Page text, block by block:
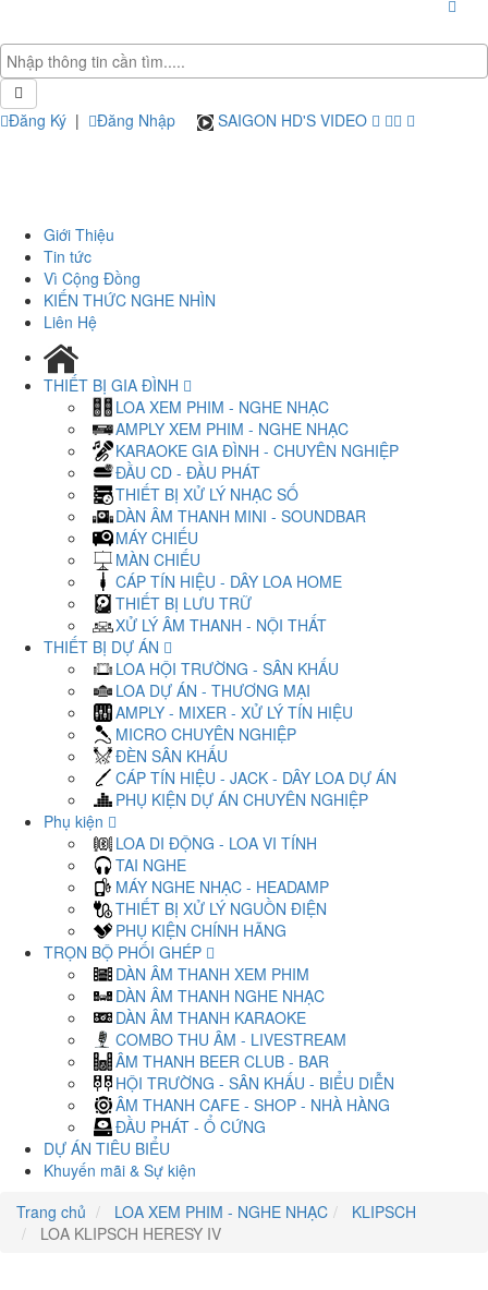
Đăng Ký | Đăng Nhập SAIGON HD'S VIDEO
Giới Thiệu
Tin tức
Vì Cộng Đồng
KIẾN THỨC NGHE NHÌN
Liên Hệ
THIẾT BỊ GIA ĐÌNH
LOA XEM PHIM - NGHE NHẠC
AMPLY XEM PHIM - NGHE NHẠC
KARAOKE GIA ĐÌNH - CHUYÊN NGHIỆP
ĐẦU CD - ĐẦU PHÁT
THIẾT BỊ XỬ LÝ NHẠC SỐ
DÀN ÂM THANH MINI - SOUNDBAR
MÁY CHIẾU
MÀN CHIẾU
CÁP TÍN HIỆU - DÂY LOA HOME
THIẾT BỊ LƯU TRỮ
XỬ LÝ ÂM THANH - NỘI THẤT
THIẾT BỊ DỰ ÁN
LOA HỘI TRƯỜNG - SÂN KHẤU
LOA DỰ ÁN - THƯƠNG MẠI
AMPLY - MIXER - XỬ LÝ TÍN HIỆU
MICRO CHUYÊN NGHIỆP
ĐÈN SÂN KHẤU
CÁP TÍN HIỆU - JACK - DÂY LOA DỰ ÁN
PHỤ KIỆN DỰ ÁN CHUYÊN NGHIỆP
Phụ kiện
LOA DI ĐỘNG - LOA VI TÍNH
TAI NGHE
MÁY NGHE NHẠC - HEADAMP
THIẾT BỊ XỬ LÝ NGUỒN ĐIỆN
PHỤ KIỆN CHÍNH HÃNG
TRỌN BỘ PHỐI GHÉP
DÀN ÂM THANH XEM PHIM
DÀN ÂM THANH NGHE NHẠC
DÀN ÂM THANH KARAOKE
COMBO THU ÂM - LIVESTREAM
ÂM THANH BEER CLUB - BAR
HỘI TRƯỜNG - SÂN KHẤU - BIỂU DIỄN
ÂM THANH CAFE - SHOP - NHÀ HÀNG
ĐẦU PHÁT - Ổ CỨNG
DỰ ÁN TIÊU BIỂU
Khuyến mãi & Sự kiện
Trang chủ
LOA XEM PHIM - NGHE NHẠC
KLIPSCH
LOA KLIPSCH HERESY IV